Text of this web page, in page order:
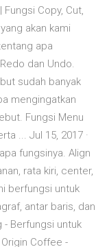
Copy, Cut,
akan kami
apa
dan Undo.
sudah banyak
mengingatkan
Fungsi Menu
... Jul 15, 2017 ·
fungsinya. Align
rata kiri, center,
berfungsi untuk
antar baris, dan
- Berfungsi untuk
Coffee -